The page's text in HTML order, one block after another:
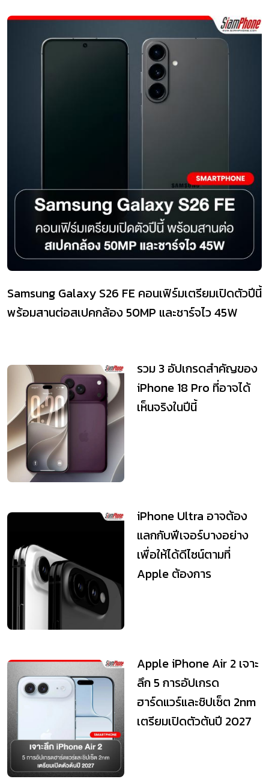
Samsung Galaxy S26 FE คอนเฟิร์มเตรียมเปิดตัวปีนี้
พร้อมสานต่อสเปคกล้อง 50MP และชาร์จไว 45W
รวม 3 อัปเกรดสำคัญของ
iPhone 18 Pro ที่อาจได้
เห็นจริงในปีนี้
iPhone Ultra อาจต้อง
แลกกับฟีเจอร์บางอย่าง
เพื่อให้ได้ดีไซน์ตามที่
Apple ต้องการ
Apple iPhone Air 2 เจาะ
ลึก 5 การอัปเกรด
ฮาร์ดแวร์และชิปเซ็ต 2nm
เตรียมเปิดตัวต้นปี 2027